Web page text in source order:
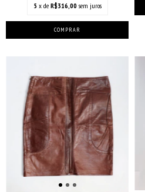
5 x de R$316,00 sem juros